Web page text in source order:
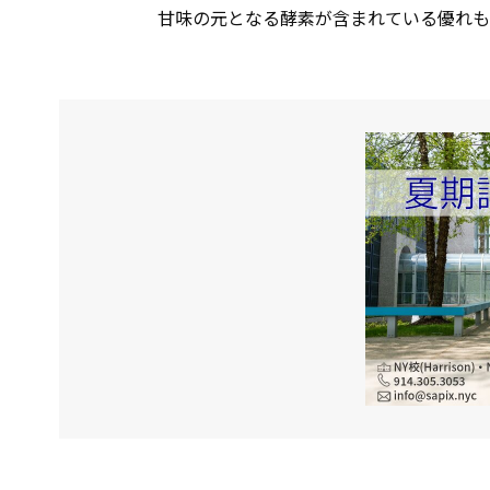
甘味の元となる酵素が含まれている優れ